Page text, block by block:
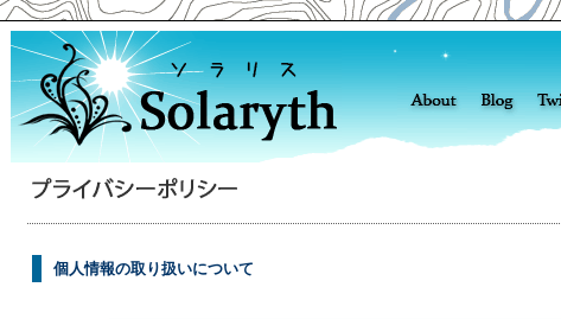
個人情報の取り扱いについて